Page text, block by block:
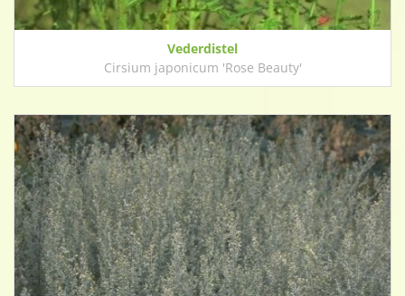
Vederdistel
Cirsium japonicum 'Rose Beauty'